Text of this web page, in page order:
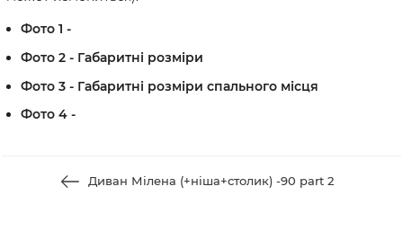
Фото 1 -
Фото 2 - Габаритні розміри
Фото 3 - Габаритні розміри спального місця
Фото 4 -
Диван Мілена (+ніша+столик) -90 part 2